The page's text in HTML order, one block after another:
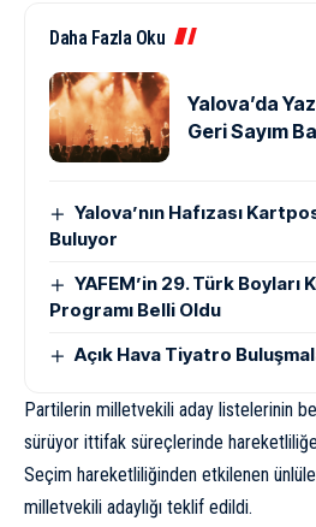
Daha Fazla Oku
Yalova’da
Geri Sayım
Yalova’nın Hafızası
Buluyor
YAFEM’in 29. Türk Boyları
Programı Belli Oldu
Açık Hava Tiyatro
Partilerin milletvekili aday listelerinin
sürüyor ittifak süreçlerinde hareketliliğe
Seçim hareketliliğinden etkilenen
milletvekili adaylığı teklif edildi.